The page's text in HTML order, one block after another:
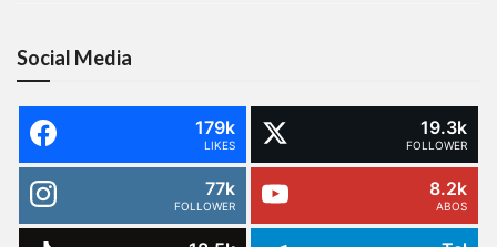
Social Media
179k
LIKES
19.3k
FOLLOWER
77k
FOLLOWER
8.2k
ABOS